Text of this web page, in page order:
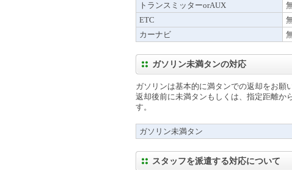
トランスミッターorAUX
ETC
カーナビ
ガソリン未満タンの対応
ガソリンは基本的に満タンでの返却をお願
返却後前に未満タンもしくは、指定距離か
す。
ガソリン未満タン
スタッフを派遣する対応について